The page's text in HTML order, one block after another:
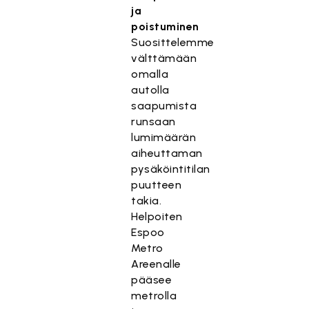
ja
poistuminen
Suosittelemme
välttämään
omalla
autolla
saapumista
runsaan
lumimäärän
aiheuttaman
pysäköintitilan
puutteen
takia.
Helpoiten
Espoo
Metro
Areenalle
pääsee
metrolla